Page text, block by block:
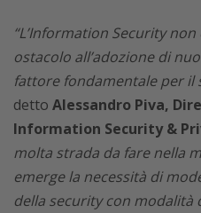
“L’Information Security
ostacolo all’adozione di
fattore fondamentale per il
detto Alessandro Piva,
Information Security &
molta strada da fare nella
emerge la necessità di
della security con